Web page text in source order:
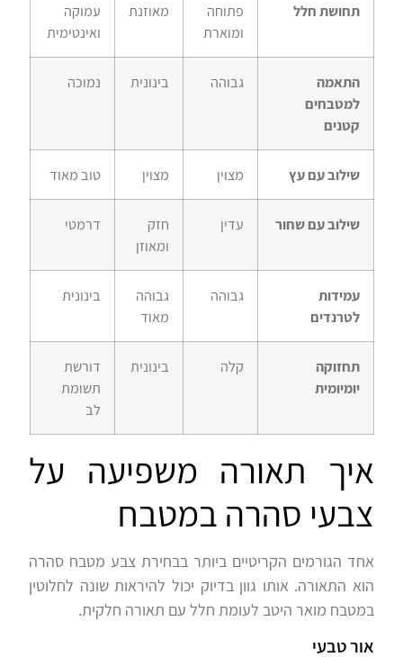
תחושת חלל
פתוחה
ומוארת
מאוזנת
עמוקה
ואינטימית
התאמה
למטבחים
קטנים
גבוהה בינונית נמוכה
שילוב עם עץ מצוין מצוין טוב מאוד
שילוב עם שחור עדין
חזק
ומאוזן
דרמטי
עמידות
לטרנדים
גבוהה
גבוהה
מאוד
בינונית
תחזוקה
יומיומית
קלה בינונית
דורשת
תשומת
לב
איך תאורה משפיעה על
צבעי סהרה במטבח
אחד הגורמים הקריטיים ביותר בבחירת צבע מטבח סהרה
הוא התאורה. אותו גוון בדיוק יכול להיראות שונה לחלוטין
במטבח מואר היטב לעומת חלל עם תאורה חלקית.
אור טבעי